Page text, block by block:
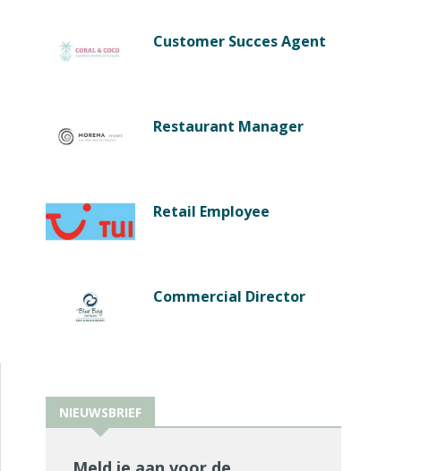
Customer Succes Agent
Restaurant Manager
Retail Employee
Commercial Director
NIEUWSBRIEF